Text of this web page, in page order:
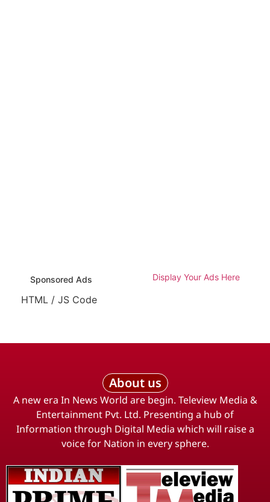
Sponsored Ads Display Your Ads Here
HTML / JS Code
About us
A new era In News World are begin. Teleview Media &
Entertainment Pvt. Ltd. Presenting a hub of
Information through Digital Media which will raise a
voice for Nation in every sphere.